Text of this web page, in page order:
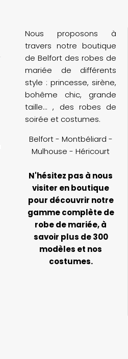
Nous proposons à
travers notre boutique
de Belfort des robes de
mariée de différents
style : princesse, sirène,
bohême chic, grande
taille... , des robes de
soirée et costumes.
Belfort - Montbéliard -
Mulhouse - Héricourt
N'hésitez pas à nous
visiter en boutique
pour découvrir notre
gamme complète de
robe de mariée, à
savoir plus de 300
modèles et nos
costumes.